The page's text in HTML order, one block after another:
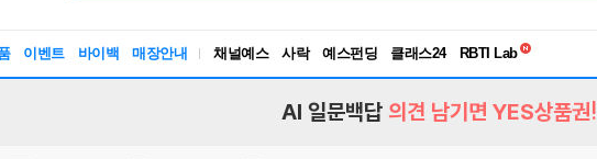
이벤트 바이백 매장안내 채널예스 사락 예스펀딩 클래스24
RBTI Lab
독서유형검사
AI 일문백답 의견 남기면 YES상품권!